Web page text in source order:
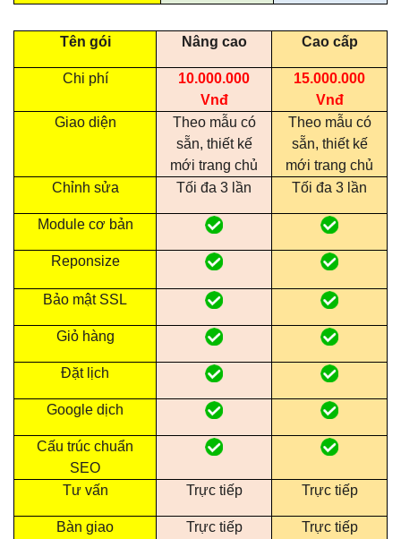
Tên gói Nâng cao Cao cấp
Chi phí
10.000.000
Vnđ
15.000.000
Vnđ
Giao diện
Theo mẫu có
sẵn, thiết kế
mới trang chủ
Theo mẫu có
sẵn, thiết kế
mới trang chủ
Chỉnh sửa
Tối đa 3 lần Tối đa 3 lần
Module cơ bản
Reponsize
Bảo mật SSL
Giỏ hàng
Đặt lịch
Google dịch
Cấu trúc chuẩn
SEO
Tư vấn
Trực tiếp Trực tiếp
Bàn giao Trực tiếp Trực tiếp